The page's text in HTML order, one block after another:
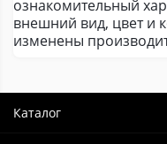
ознакомительный
внешний вид, цвет и
изменены
Каталог